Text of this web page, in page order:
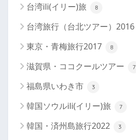
台湾ili(イリー)旅 8
台湾旅行（台北ツアー）2016
東京・青梅旅行2017 8
滋賀県・ココクールツアー 7
福島県いわき市 3
韓国ソウルili(イリー)旅 7
韓国・済州島旅行2022 3